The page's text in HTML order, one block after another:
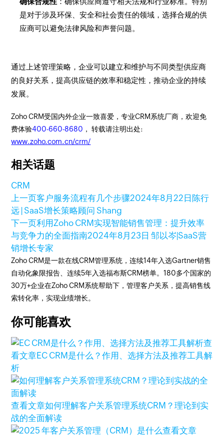
是对于涉及环保、安全和社会责任的领域，选择合规的供
应商可以避免法律风险和声誉问题。
通过上述管理策略，企业可以建立和维护与不同类型供应商
的良好关系，提高供应链的效率和稳定性，推动企业的持续
发展。
Zoho CRM受国内外企业一致喜爱，专业CRM系统厂商，欢迎免
费体验400-660-8680 ， 转载请注明出处:
www.zoho.com.cn/crm/
相关话题
CRM
上一页客户服务流程有几个步骤2024年8月22日 陈行
远 | SaaS增长策略顾问 Shang
下一页利用Zoho CRM实现智能销售管理：提升效率
与竞争力的全面指南2024年8月23日 邹以岑|SaaS营
销增长专家
Zoho CRM是一款在线CRM管理系统，连续14年入选Gartner销售
自动化象限报告、连续5年入选福布斯CRM榜单。180多个国家的
30万+企业在Zoho CRM系统帮助下，管理客户关系，提高销售线
索转化率，实现业绩增长。
你可能喜欢
查
看文章EC CRM是什么？作用、选择方法及推荐工具解
析
查看文章如何理解客户关系管理系统CRM？理论到实
战的全面解读
查看文章